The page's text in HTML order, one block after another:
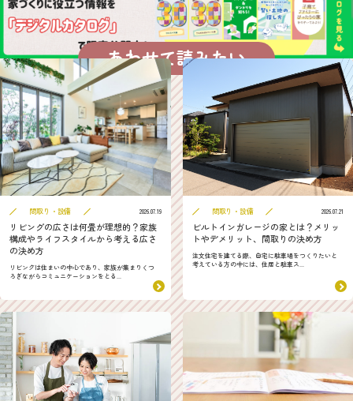
あわせて読みたい
間取り・設備 2026.07.19
リビングの広さは何畳が理想的？家族
構成やライフスタイルから考える広さ
の決め方
リビングは住まいの中心であり、家族が集まりくつ
ろぎながらコミュニケーションをとる...
間取り・設備 2026.07.21
ビルトインガレージの家とは？メリッ
トやデメリット、間取りの決め方
注文住宅を建てる際、自宅に駐車場をつくりたいと
考えている方の中には、住居と駐車ス...